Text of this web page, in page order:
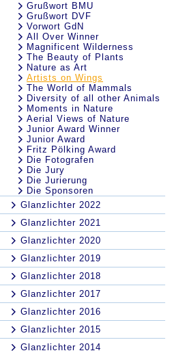
Grußwort BMU
Grußwort DVF
Vorwort GdN
All Over Winner
Magnificent Wilderness
The Beauty of Plants
Nature as Art
Artists on Wings
The World of Mammals
Diversity of all other Animals
Moments in Nature
Aerial Views of Nature
Junior Award Winner
Junior Award
Fritz Pölking Award
Die Fotografen
Die Jury
Die Jurierung
Die Sponsoren
Glanzlichter 2022
Glanzlichter 2021
Glanzlichter 2020
Glanzlichter 2019
Glanzlichter 2018
Glanzlichter 2017
Glanzlichter 2016
Glanzlichter 2015
Glanzlichter 2014